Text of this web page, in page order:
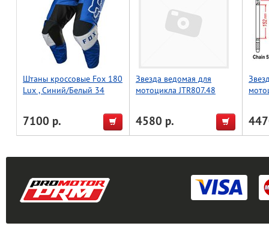
Штаны кроссовые Fox 180
Lux , Синий/Белый 34
7100 р.
Звезда ведомая для
мотоцикла JTR807.48
4580 р.